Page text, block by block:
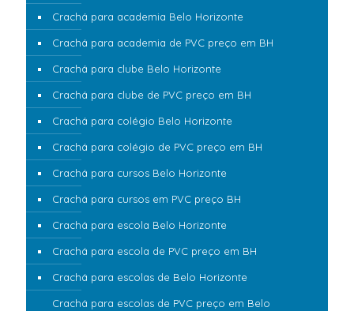
Crachá para academia Belo Horizonte
Crachá para academia de PVC preço em BH
Crachá para clube Belo Horizonte
Crachá para clube de PVC preço em BH
Crachá para colégio Belo Horizonte
Crachá para colégio de PVC preço em BH
Crachá para cursos Belo Horizonte
Crachá para cursos em PVC preço BH
Crachá para escola Belo Horizonte
Crachá para escola de PVC preço em BH
Crachá para escolas de Belo Horizonte
Crachá para escolas de PVC preço em Belo